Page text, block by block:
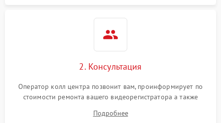
2. Консультация
Оператор колл центра позвонит вам, проинформирует по
стоимости ремонта вашего видеорегистратора а также
Подробнее